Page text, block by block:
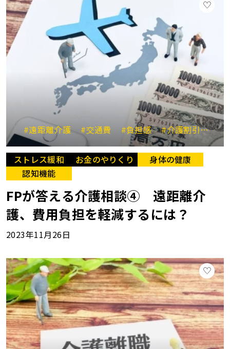
#遠距離介護 #交通費 #負担感 #介護割引 #見
ストレス緩和 お金のやりくり
身体の健康
認知機能
FPが答える介護相談④ 遠距離介
護、費用負担を軽減するには？
2023年11月26日